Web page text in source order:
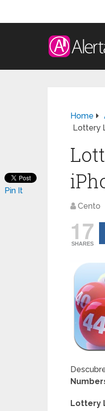
Home
Lottery
Cento
17
SHARES
Lottery
Pin It